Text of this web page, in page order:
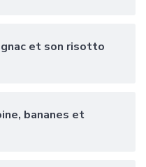
et son risotto
bananes et